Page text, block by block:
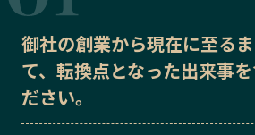
「人」から探す
記事ライター
御社の創業から現在に至る
て、転換点となった出来事
ださい。